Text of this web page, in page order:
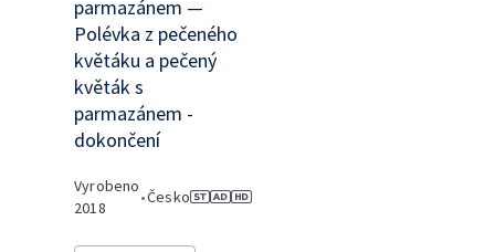
parmazánem —
Polévka z pečeného
květáku a pečený
květák s
parmazánem -
dokončení
Vyrobeno
2018
•Česko